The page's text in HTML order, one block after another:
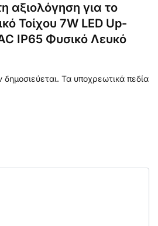
αξιολόγηση για το
Τοίχου 7W LED Up-
IP65 Φυσικό Λευκό
Τα υποχρεωτικά πεδία